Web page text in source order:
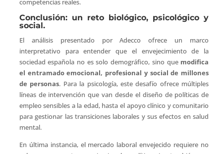
competencias reales.
Conclusión: un reto biológico, psicológico y
social.
El análisis presentado por Adecco ofrece un marco
interpretativo para entender que el envejecimiento de la
sociedad española no es solo demográfico, sino que modifica
el entramado emocional, profesional y social de millones
de personas. Para la psicología, este desafío ofrece múltiples
líneas de intervención que van desde el diseño de políticas de
empleo sensibles a la edad, hasta el apoyo clínico y comunitario
para gestionar las transiciones laborales y sus efectos en salud
mental.
En última instancia, el mercado laboral envejecido requiere no